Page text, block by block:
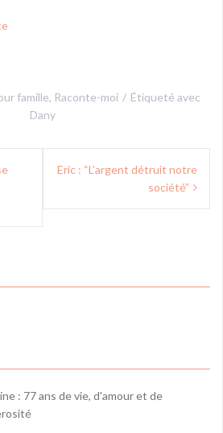
famille, Raconte-moi
Étiqueté avec
Dany
Eric : “L’argent détruit notre
société”
: 77 ans de vie, d'amour et de